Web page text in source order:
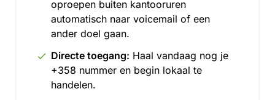
oproepen buiten kantooruren
automatisch naar voicemail of een
ander doel gaan.
Directe toegang: Haal vandaag nog je
+358 nummer en begin lokaal te
handelen.